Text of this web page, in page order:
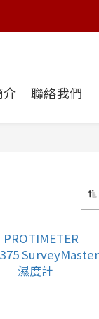
$2000
$2000
$2000
介 聯絡我們